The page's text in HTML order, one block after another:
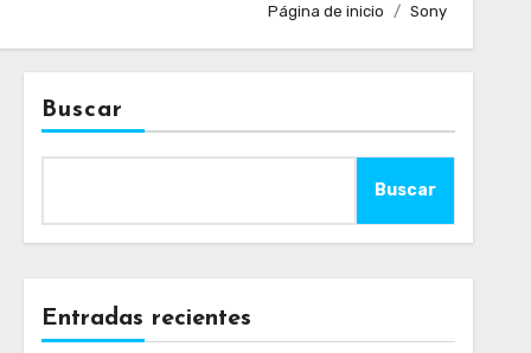
Página de inicio Sony
Buscar
Buscar
Entradas recientes